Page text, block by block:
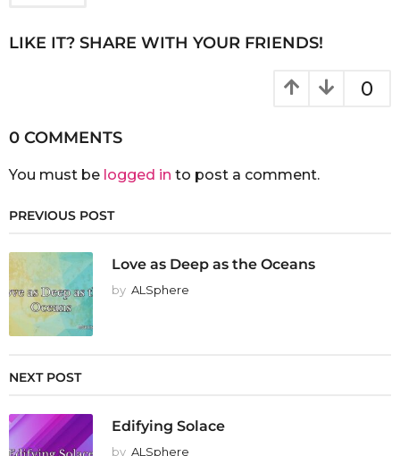
LIKE IT? SHARE WITH YOUR FRIENDS!
0
0 COMMENTS
You must be logged in to post a comment.
PREVIOUS POST
Love as Deep as the Oceans
by ALSphere
NEXT POST
Edifying Solace
by ALSphere